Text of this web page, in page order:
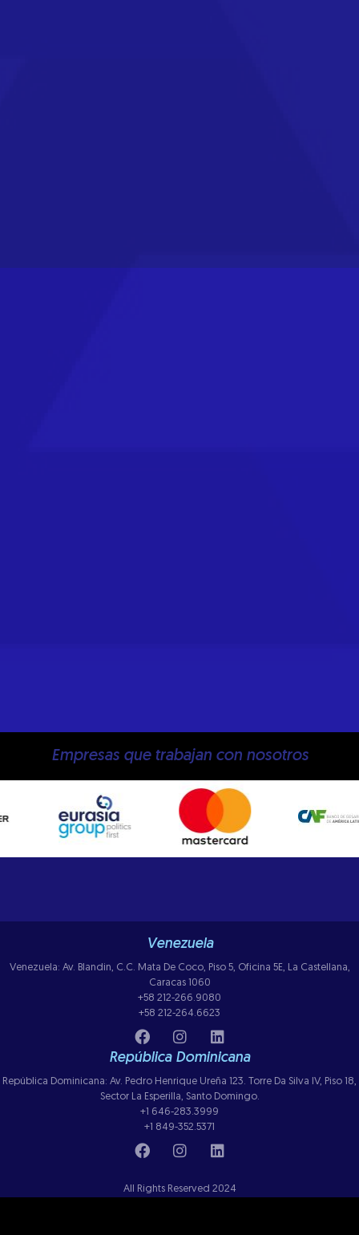
Empresas que trabajan con nosotros
Venezuela
Venezuela: Av. Blandin, C.C. Mata De Coco, Piso 5, Oficina 5E, La Castellana,
Caracas 1060
+58 212-266.9080
+58 212-264.6623
República Dominicana
República Dominicana: Av. Pedro Henrique Ureña 123. Torre Da Silva IV, Piso 18,
Sector La Esperilla, Santo Domingo.
+1 646-283.3999
+1 849-352.5371
All Rights Reserved 2024